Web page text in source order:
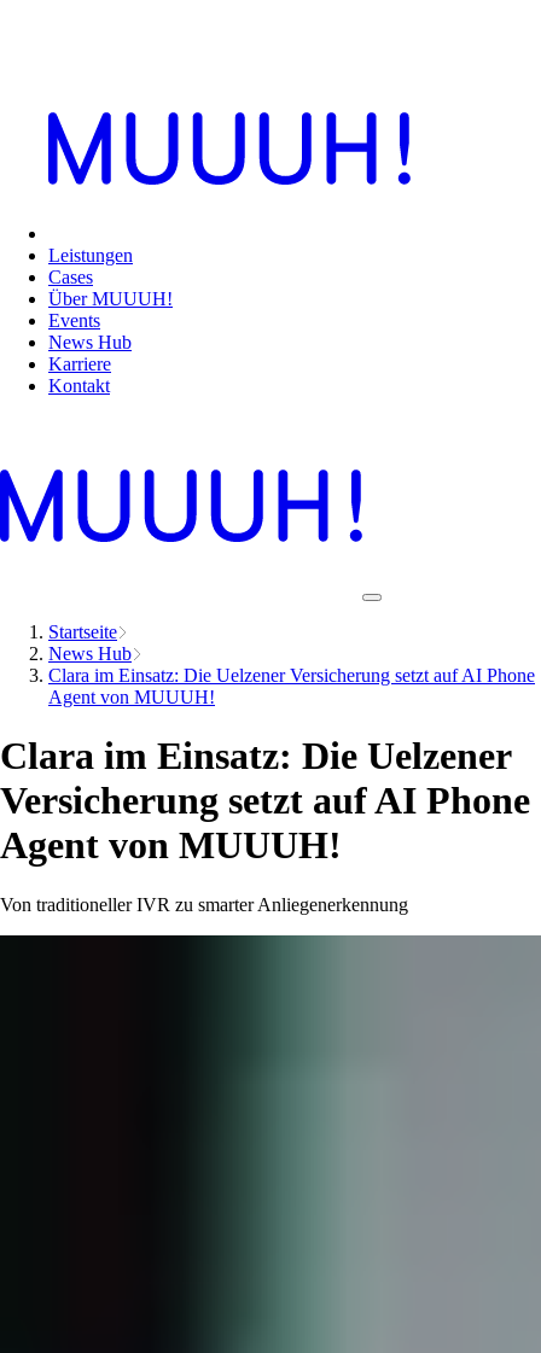
Leistungen
Cases
Über MUUUH!
Events
News Hub
Karriere
Kontakt
Startseite
News Hub
Clara im Einsatz: Die Uelzener Versicherung setzt auf AI Phone
Agent von MUUUH!
Clara im Einsatz: Die Uelzener
Versicherung setzt auf AI Phone
Agent von MUUUH!
Von traditioneller IVR zu smarter Anliegenerkennung